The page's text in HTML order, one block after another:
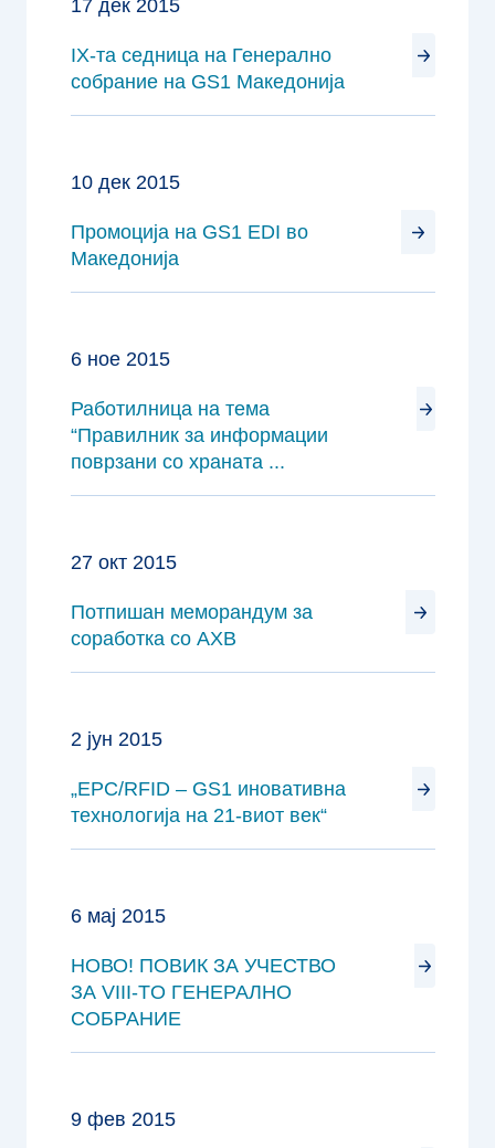
17 дек 2015
IX-та седница на Генерално
собрание на GS1 Македонија
10 дек 2015
Промоција на GS1 EDI во
Македонија
6 ное 2015
Работилница на тема
“Правилник за информации
поврзани со храната ...
27 окт 2015
Потпишан меморандум за
соработка со АХВ
2 јун 2015
„EPC/RFID – GS1 иновативна
технологија на 21-виот век“
6 мај 2015
НОВО! ПОВИК ЗА УЧЕСТВО
ЗА VIII-TO ГЕНЕРАЛНО
СОБРАНИЕ
9 фев 2015